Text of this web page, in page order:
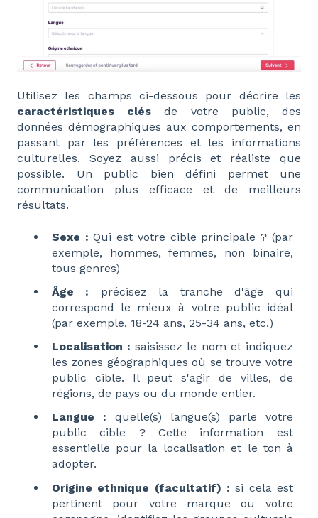
Utilisez les champs ci-dessous pour décrire les
caractéristiques clés de votre public, des
données démographiques aux comportements, en
passant par les préférences et les informations
culturelles. Soyez aussi précis et réaliste que
possible. Un public bien défini permet une
communication plus efficace et de meilleurs
résultats.
Sexe :Qui est votre cible principale ? (par
exemple, hommes, femmes, non binaire,
tous genres)
Âge : précisez la tranche d'âge qui
correspond le mieux à votre public idéal
(par exemple, 18-24 ans, 25-34 ans, etc.)
Localisation :saisissez le nom et indiquez
les zones géographiques où se trouve votre
public cible. Il peut s'agir de villes, de
régions, de pays ou du monde entier.
Langue : quelle(s) langue(s) parle votre
public cible ? Cette information est
essentielle pour la localisation et le ton à
adopter.
Origine ethnique (facultatif) :si cela est
pertinent pour votre marque ou votre